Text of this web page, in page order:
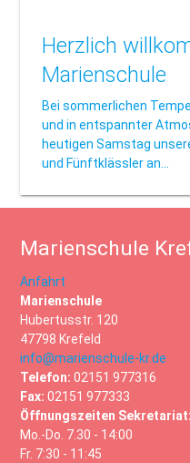
Herzlich
Marienschule
Bei sommerlichen
und in entspannter
heutigen Samstag
und Fünftklässler an…
Marienschule
Anfahrt
Marienschule
Hubertusstr. 120
47798 Krefeld
info@marienschule-kr.de
Telefon: 02151 977316
Fax: 02151 977333
Öffnungszeiten Sekretariat:
Mo.-Do. 7.30 - 14:00
Fr. 7:30 - 11:45